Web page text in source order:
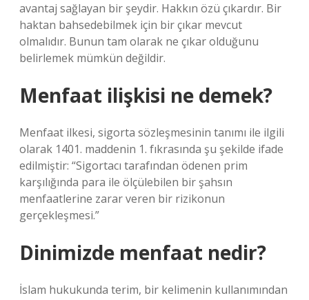
avantaj sağlayan bir şeydir. Hakkın özü çıkardır. Bir
haktan bahsedebilmek için bir çıkar mevcut
olmalıdır. Bunun tam olarak ne çıkar olduğunu
belirlemek mümkün değildir.
Menfaat ilişkisi ne demek?
Menfaat ilkesi, sigorta sözleşmesinin tanımı ile ilgili
olarak 1401. maddenin 1. fıkrasında şu şekilde ifade
edilmiştir: “Sigortacı tarafından ödenen prim
karşılığında para ile ölçülebilen bir şahsın
menfaatlerine zarar veren bir rizikonun
gerçekleşmesi.”
Dinimizde menfaat nedir?
İslam hukukunda terim, bir kelimenin kullanımından